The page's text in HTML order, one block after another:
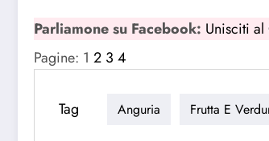
Parliamone su Facebook: Unisciti
Pagine: 1 2 3 4
Tag Anguria Frutta E